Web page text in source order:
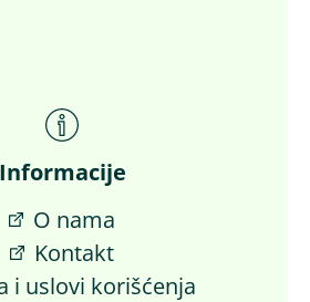
Informacije
O nama
Kontakt
i uslovi korišćenja